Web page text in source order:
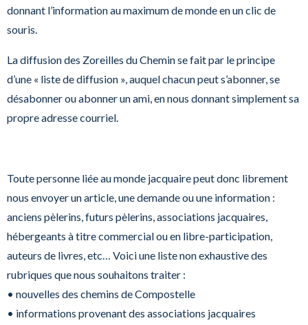
donnant l’information au maximum de monde en un clic de
souris.
La diffusion des Zoreilles du Chemin se fait par le principe
d’une « liste de diffusion », auquel chacun peut s’abonner, se
désabonner ou abonner un ami, en nous donnant simplement sa
propre adresse courriel.
Toute personne liée au monde jacquaire peut donc librement
nous envoyer un article, une demande ou une information :
anciens pèlerins, futurs pèlerins, associations jacquaires,
hébergeants à titre commercial ou en libre-participation,
auteurs de livres, etc… Voici une liste non exhaustive des
rubriques que nous souhaitons traiter :
• nouvelles des chemins de Compostelle
• informations provenant des associations jacquaires